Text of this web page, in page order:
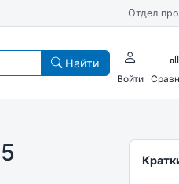
Отдел
Найти
Войти